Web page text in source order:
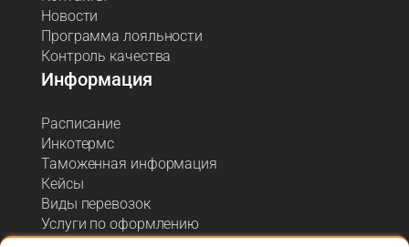
Новости
Программа лояльности
Контроль качества
Информация
Расписание
Инкотермс
Таможенная информация
Кейсы
Виды перевозок
Услуги по оформлению